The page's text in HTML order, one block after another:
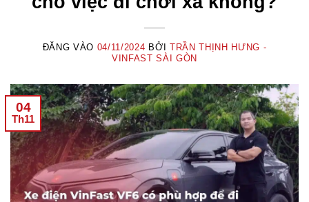
ĐĂNG VÀO 04/11/2024 BỞI TRẦN THỊNH HƯNG -
VINFAST SÀI GÒN
04
Th11